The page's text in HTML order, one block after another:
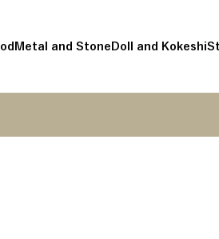
Metal and StoneDoll and Kokeshi